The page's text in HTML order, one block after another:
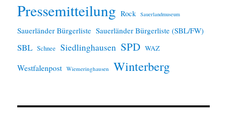
Pressemitteilung Rock Sauerlandmuseum
Sauerländer Bürgerliste Sauerländer Bürgerliste (SBL/FW)
SBL Schnee Siedlinghausen SPD WAZ
Westfalenpost Wiemeringhausen Winterberg